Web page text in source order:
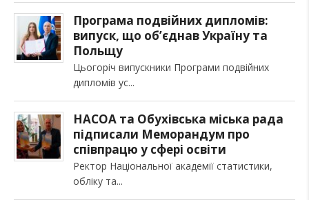
Програма подвійних дипломів:
випуск, що об’єднав Україну та
Польщу
Цьогоріч випускники Програми подвійних
дипломів ус
НАСОА та Обухівська міська рада
підписали Меморандум про
співпрацю у сфері освіти
Ректор Національної академії статистики,
обліку та